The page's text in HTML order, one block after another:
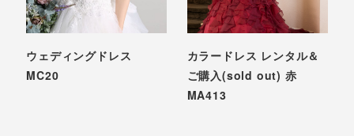
ウェディングドレス
MC20
カラードレス レンタル＆
ご購入(sold out) 赤
MA413